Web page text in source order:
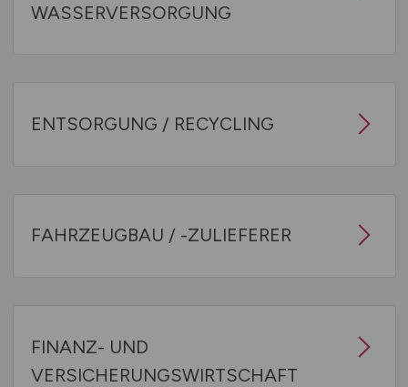
WASSERVERSORGUNG
ENTSORGUNG / RECYCLING
FAHRZEUGBAU / -ZULIEFERER
FINANZ- UND
VERSICHERUNGSWIRTSCHAFT